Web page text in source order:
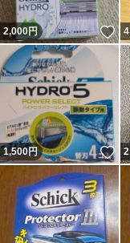
2,000円
1,500円